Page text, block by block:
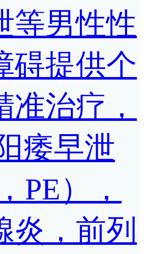
等男性性
碍提供个
准治疗，
痿早泄
PE），
炎，前列